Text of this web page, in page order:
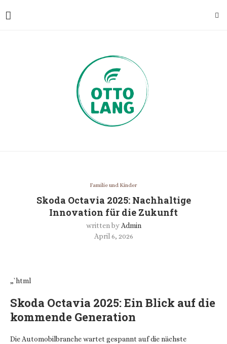
Familie und Kinder
Skoda Octavia 2025: Nachhaltige
Innovation für die Zukunft
written by Admin
April 6, 2026
„`html
Skoda Octavia 2025: Ein Blick auf die
kommende Generation
Die Automobilbranche wartet gespannt auf die nächste